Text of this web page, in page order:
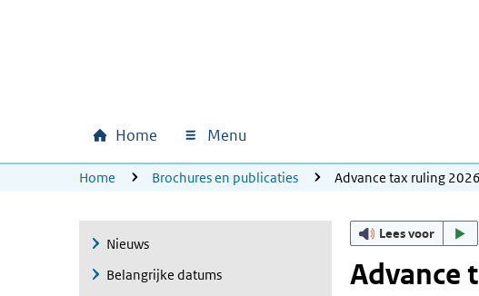
Hoofdnavigatie
Home Menu
U bevindt zich hier:
Home Brochures en publicaties Advance tax ruling
Nieuws
Belangrijke datums
Lees voor
Advance